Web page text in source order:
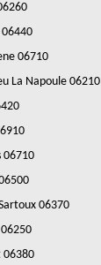
06710
La Napoule 06210
06710
06370
06380